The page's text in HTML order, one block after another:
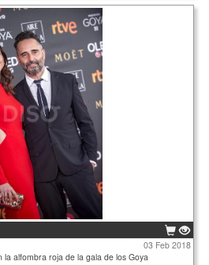
03 Feb 2018
alfombra roja de la gala de los Goya